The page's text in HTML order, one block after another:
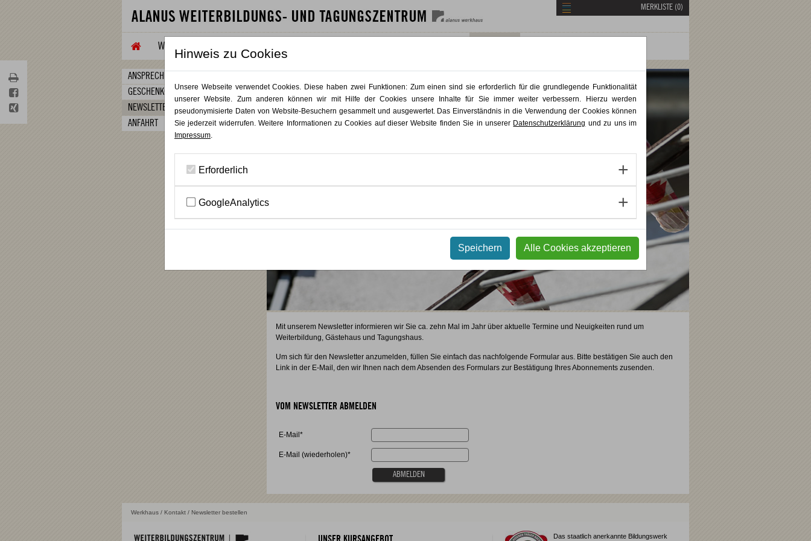
MERKLISTE (0)
WEITERBILDUNG
ANSPRECHPARTNER:INNEN
GESCHENKGUTSCHEIN BESTELLEN
NEWSLETTER BESTELLEN
ANFAHRT
Mit unserem Newsletter informieren wir Sie ca. zehn Mal im Jahr über aktuelle Termine und Neuigkeiten rund um
Weiterbildung, Gästehaus und Tagungshaus.
Um sich für den Newsletter anzumelden, füllen Sie einfach das nachfolgende Formular aus. Bitte bestätigen Sie auch den
Link in der E-Mail, den wir Ihnen nach dem Absenden des Formulars zur Bestätigung Ihres Abonnements zusenden.
VOM NEWSLETTER ABMELDEN
E-Mail*
E-Mail (wiederholen)*
Werkhaus / Kontakt / Newsletter bestellen
Das staatlich anerkannte Bildungswerk
Hinweis zu Cookies
Unsere Webseite verwendet Cookies. Diese haben zwei Funktionen: Zum einen sind sie erforderlich für die grundlegende Funktionalität
unserer Website. Zum anderen können wir mit Hilfe der Cookies unsere Inhalte für Sie immer weiter verbessern. Hierzu werden
pseudonymisierte Daten von Website-Besuchern gesammelt und ausgewertet. Das Einverständnis in die Verwendung der Cookies können
Sie jederzeit widerrufen. Weitere Informationen zu Cookies auf dieser Website finden Sie in unserer Datenschutzerklärung und zu uns im
Impressum.
Erforderlich
GoogleAnalytics
Speichern Alle Cookies akzeptieren